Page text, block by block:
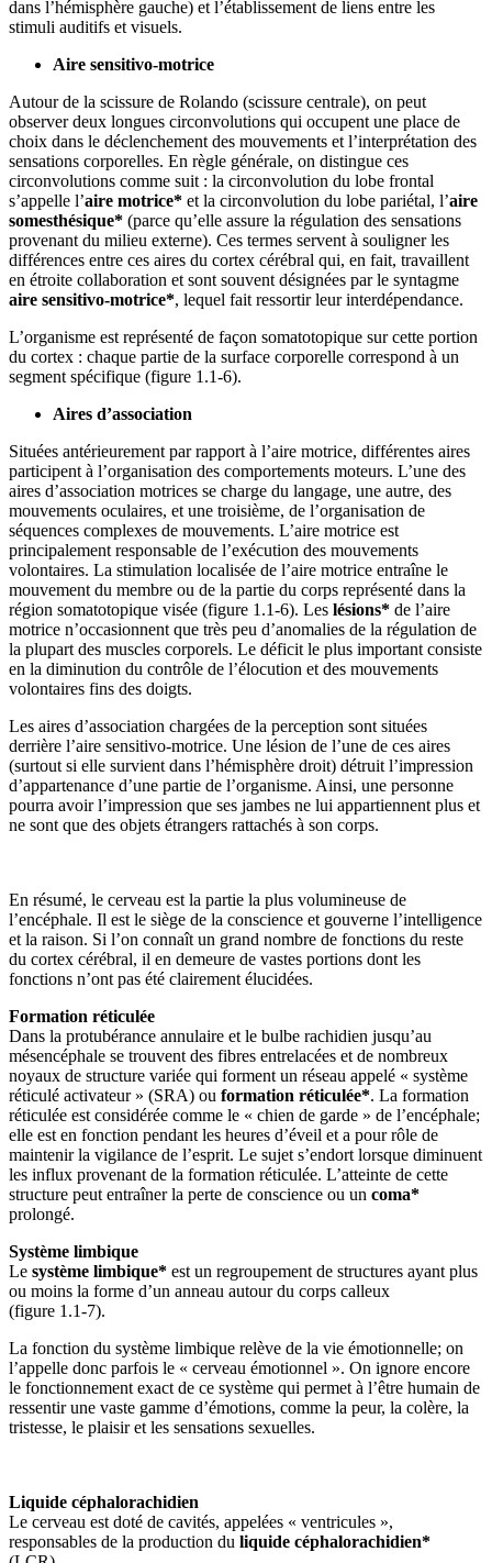
dans l’hémisphère gauche) et l’établissement de liens entre les
stimuli auditifs et visuels.
Aire sensitivo-motrice
Autour de la scissure de Rolando (scissure centrale), on peut
observer deux longues circonvolutions qui occupent une place de
choix dans le déclenchement des mouvements et l’interprétation des
sensations corporelles. En règle générale, on distingue ces
circonvolutions comme suit : la circonvolution du lobe frontal
s’appelle l’aire motrice* et la circonvolution du lobe pariétal, l’aire
somesthésique* (parce qu’elle assure la régulation des sensations
provenant du milieu externe). Ces termes servent à souligner les
différences entre ces aires du cortex cérébral qui, en fait, travaillent
en étroite collaboration et sont souvent désignées par le syntagme
aire sensitivo-motrice*, lequel fait ressortir leur interdépendance.
L’organisme est représenté de façon somatotopique sur cette portion
du cortex : chaque partie de la surface corporelle correspond à un
segment spécifique (figure 1.1‑6).
Aires d’association
Situées antérieurement par rapport à l’aire motrice, différentes aires
participent à l’organisation des comportements moteurs. L’une des
aires d’association motrices se charge du langage, une autre, des
mouvements oculaires, et une troisième, de l’organisation de
séquences complexes de mouvements. L’aire motrice est
principalement responsable de l’exécution des mouvements
volontaires. La stimulation localisée de l’aire motrice entraîne le
mouvement du membre ou de la partie du corps représenté dans la
région somatotopique visée (figure 1.1‑6). Les lésions* de l’aire
motrice n’occasionnent que très peu d’anomalies de la régulation de
la plupart des muscles corporels. Le déficit le plus important consiste
en la diminution du contrôle de l’élocution et des mouvements
volontaires fins des doigts.
Les aires d’association chargées de la perception sont situées
derrière l’aire sensitivo-motrice. Une lésion de l’une de ces aires
(surtout si elle survient dans l’hémisphère droit) détruit l’impression
d’appartenance d’une partie de l’organisme. Ainsi, une personne
pourra avoir l’impression que ses jambes ne lui appartiennent plus et
ne sont que des objets étrangers rattachés à son corps.
En résumé, le cerveau est la partie la plus volumineuse de
l’encéphale. Il est le siège de la conscience et gouverne l’intelligence
et la raison. Si l’on connaît un grand nombre de fonctions du reste
du cortex cérébral, il en demeure de vastes portions dont les
fonctions n’ont pas été clairement élucidées.
Formation réticulée
Dans la protubérance annulaire et le bulbe rachidien jusqu’au
mésencéphale se trouvent des fibres entrelacées et de nombreux
noyaux de structure variée qui forment un réseau appelé « système
réticulé activateur » (SRA) ou formation réticulée*. La formation
réticulée est considérée comme le « chien de garde » de l’encéphale;
elle est en fonction pendant les heures d’éveil et a pour rôle de
maintenir la vigilance de l’esprit. Le sujet s’endort lorsque diminuent
les influx provenant de la formation réticulée. L’atteinte de cette
structure peut entraîner la perte de conscience ou un coma*
prolongé.
Système limbique
Le système limbique* est un regroupement de structures ayant plus
ou moins la forme d’un anneau autour du corps calleux
(figure 1.1‑7).
La fonction du système limbique relève de la vie émotionnelle; on
l’appelle donc parfois le « cerveau émotionnel ». On ignore encore
le fonctionnement exact de ce système qui permet à l’être humain de
ressentir une vaste gamme d’émotions, comme la peur, la colère, la
tristesse, le plaisir et les sensations sexuelles.
Liquide céphalorachidien
Le cerveau est doté de cavités, appelées « ventricules »,
responsables de la production du liquide céphalorachidien*